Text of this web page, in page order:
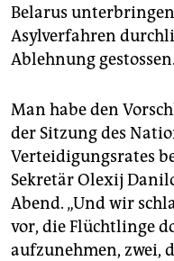
Belarus
Asylverfahren
Ablehnung gestossen.
Man habe den
der Sitzung des
Verteidigungsrates
Sekretär Olexij
Abend. „Und wir
vor, die Flüchtlinge
aufzunehmen, zwei,